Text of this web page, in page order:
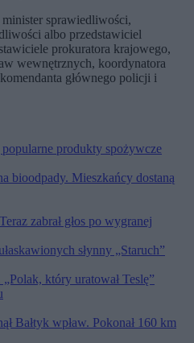
minister sprawiedliwości,
albo przedstawiciel
prokuratora krajowego,
wewnętrznych, koordynatora
głównego policji i
produkty spożywcze
bioodpady. Mieszkańcy dostaną
zabrał głos po wygranej
słynny „Staruch”
który uratował Teslę”
Bałtyk wpław. Pokonał 160 km